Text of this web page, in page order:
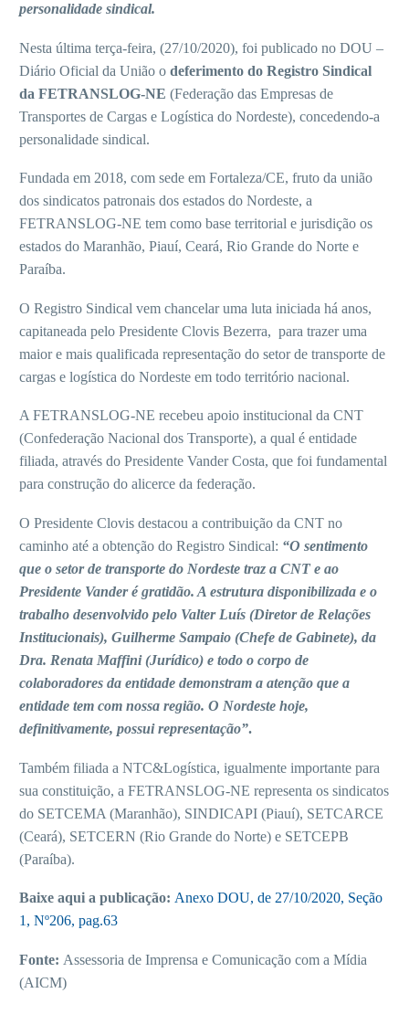
personalidade sindical.
Nesta última terça-feira, (27/10/2020), foi publicado no DOU –
Diário Oficial da União o deferimento do Registro Sindical
da FETRANSLOG-NE (Federação das Empresas de
Transportes de Cargas e Logística do Nordeste), concedendo-a
personalidade sindical.
Fundada em 2018, com sede em Fortaleza/CE, fruto da união
dos sindicatos patronais dos estados do Nordeste, a
FETRANSLOG-NE tem como base territorial e jurisdição os
estados do Maranhão, Piauí, Ceará, Rio Grande do Norte e
Paraíba.
O Registro Sindical vem chancelar uma luta iniciada há anos,
capitaneada pelo Presidente Clovis Bezerra, para trazer uma
maior e mais qualificada representação do setor de transporte de
cargas e logística do Nordeste em todo território nacional.
A FETRANSLOG-NE recebeu apoio institucional da CNT
(Confederação Nacional dos Transporte), a qual é entidade
filiada, através do Presidente Vander Costa, que foi fundamental
para construção do alicerce da federação.
O Presidente Clovis destacou a contribuição da CNT no
caminho até a obtenção do Registro Sindical: “O sentimento
que o setor de transporte do Nordeste traz a CNT e ao
Presidente Vander é gratidão. A estrutura disponibilizada e o
trabalho desenvolvido pelo Valter Luís (Diretor de Relações
Institucionais), Guilherme Sampaio (Chefe de Gabinete), da
Dra. Renata Maffini (Jurídico) e todo o corpo de
colaboradores da entidade demonstram a atenção que a
entidade tem com nossa região. O Nordeste hoje,
definitivamente, possui representação”.
Também filiada a NTC&Logística, igualmente importante para
sua constituição, a FETRANSLOG-NE representa os sindicatos
do SETCEMA (Maranhão), SINDICAPI (Piauí), SETCARCE
(Ceará), SETCERN (Rio Grande do Norte) e SETCEPB
(Paraíba).
Baixe aqui a publicação: Anexo DOU, de 27/10/2020, Seção
1, Nº206, pag.63
Fonte: Assessoria de Imprensa e Comunicação com a Mídia
(AICM)